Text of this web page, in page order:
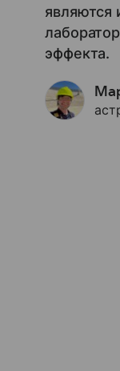
являются
эффекта.